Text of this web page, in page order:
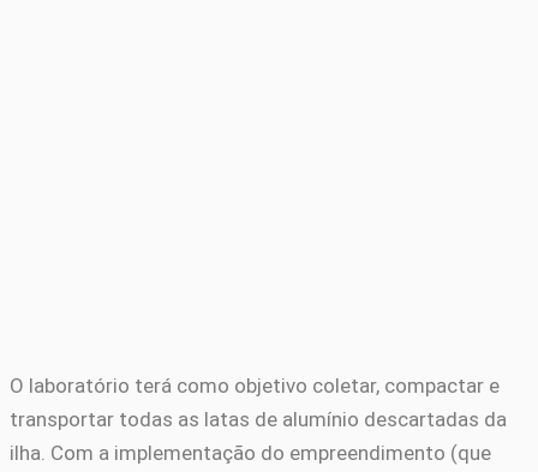
O laboratório terá como objetivo coletar, compactar e
transportar todas as latas de alumínio descartadas da
ilha. Com a implementação do empreendimento (que